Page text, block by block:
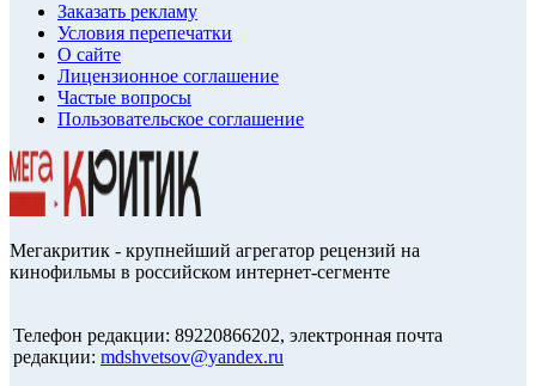
Заказать рекламу
Условия перепечатки
О сайте
Лицензионное соглашение
Частые вопросы
Пользовательское соглашение
Мегакритик - крупнейший агрегатор рецензий на
кинофильмы в российском интернет-сегменте
Телефон редакции: 89220866202, электронная почта
редакции: mdshvetsov@yandex.ru